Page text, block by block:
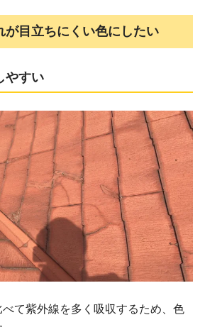
が目立ちにくい色にしたい
やすい
て紫外線を多く吸収するため、色